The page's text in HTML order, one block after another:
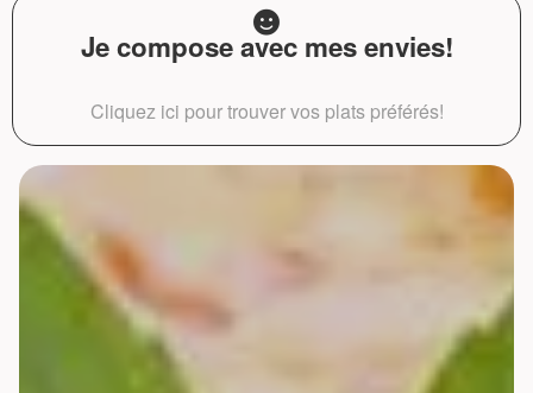
Je compose avec mes envies!
Cliquez ici pour trouver vos plats préférés!